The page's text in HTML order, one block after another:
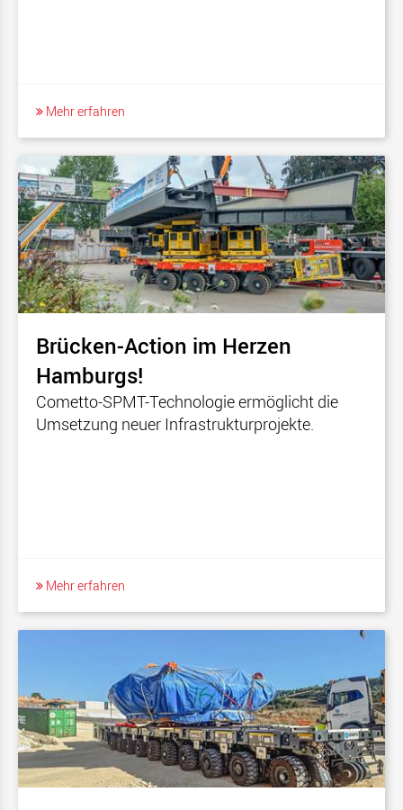
Mehr erfahren
Brücken-Action im Herzen
Hamburgs!
Cometto-SPMT-Technologie ermöglicht die
Umsetzung neuer Infrastrukturprojekte.
Mehr erfahren